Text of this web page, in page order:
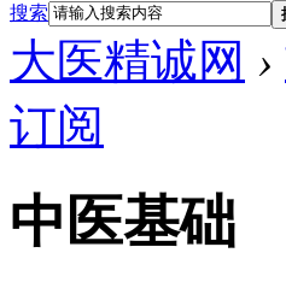
搜索
大医精诚网 ›
订阅
中医基础